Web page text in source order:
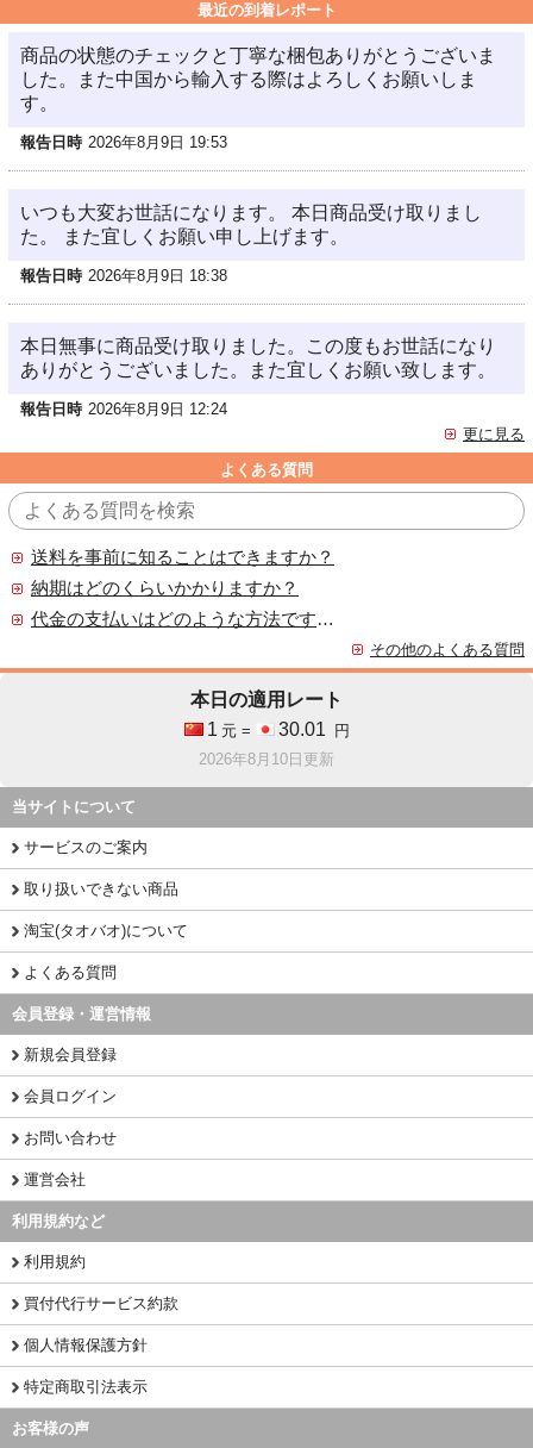
最近の到着レポート
商品の状態のチェックと丁寧な梱包ありがとうございま
した。また中国から輸入する際はよろしくお願いしま
す。
報告日時 2026年8月9日 19:53
いつも大変お世話になります。 本日商品受け取りまし
た。 また宜しくお願い申し上げます。
報告日時 2026年8月9日 18:38
本日無事に商品受け取りました。この度もお世話になり
ありがとうございました。また宜しくお願い致します。
報告日時 2026年8月9日 12:24
更に見る
よくある質問
送料を事前に知ることはできますか？
納期はどのくらいかかりますか？
代金の支払いはどのような方法ですか？
その他のよくある質問
本日の適用レート
1 元 = 30.01
円
2026年8月10日更新
当サイトについて
サービスのご案内
取り扱いできない商品
淘宝(タオバオ)について
よくある質問
会員登録・運営情報
新規会員登録
会員ログイン
お問い合わせ
運営会社
利用規約など
利用規約
買付代行サービス約款
個人情報保護方針
特定商取引法表示
お客様の声